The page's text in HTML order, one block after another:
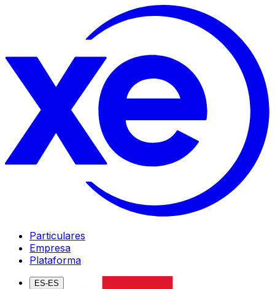
Particulares
Empresa
Plataforma
ES-ES